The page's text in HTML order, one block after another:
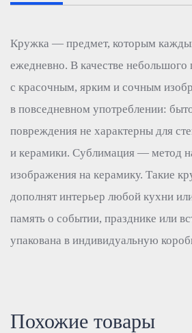
Кружка — предмет, которым
ежедневно. В качестве небольшого
с красочным, ярким и сочным
в повседневном употреблении:
повреждения не характерны для
и керамики. Сублимация — метод
изображения на керамику. Такие
дополнят интерьер любой кухни
память о событии, празднике или
упакована в индивидуальную
Похожие товары